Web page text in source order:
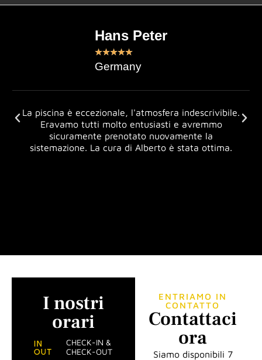
Hans Peter
★★★★★
Germany
La piscina è eccezionale, l'atmosfera indescrivibile.
Eravamo tutti molto entusiasti e avremmo
sicuramente prenotato nuovamente la
sistemazione. La cura di Alberto è stata ottima.
I nostri
orari
CHECK-IN &
CHECK-OUT
ENTRIAMO IN
CONTATTO
Contattaci
ora
Siamo disponibili 7